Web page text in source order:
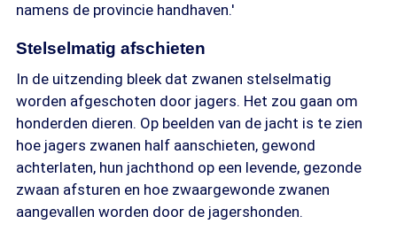
namens de provincie handhaven.'
Stelselmatig afschieten
In de uitzending bleek dat zwanen stelselmatig
worden afgeschoten door jagers. Het zou gaan om
honderden dieren. Op beelden van de jacht is te zien
hoe jagers zwanen half aanschieten, gewond
achterlaten, hun jachthond op een levende, gezonde
zwaan afsturen en hoe zwaargewonde zwanen
aangevallen worden door de jagershonden.